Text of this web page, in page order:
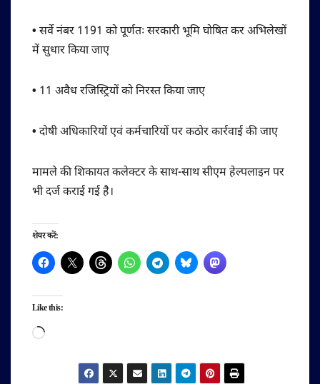
• सर्वे नंबर 1191 को पूर्णतः सरकारी भूमि घोषित कर अभिलेखों
में सुधार किया जाए
• 11 अवैध रजिस्ट्रियों को निरस्त किया जाए
• दोषी अधिकारियों एवं कर्मचारियों पर कठोर कार्रवाई की जाए
मामले की शिकायत कलेक्टर के साथ-साथ सीएम हेल्पलाइन पर
भी दर्ज कराई गई है।
शेयर करें:
Like this:
Loading…